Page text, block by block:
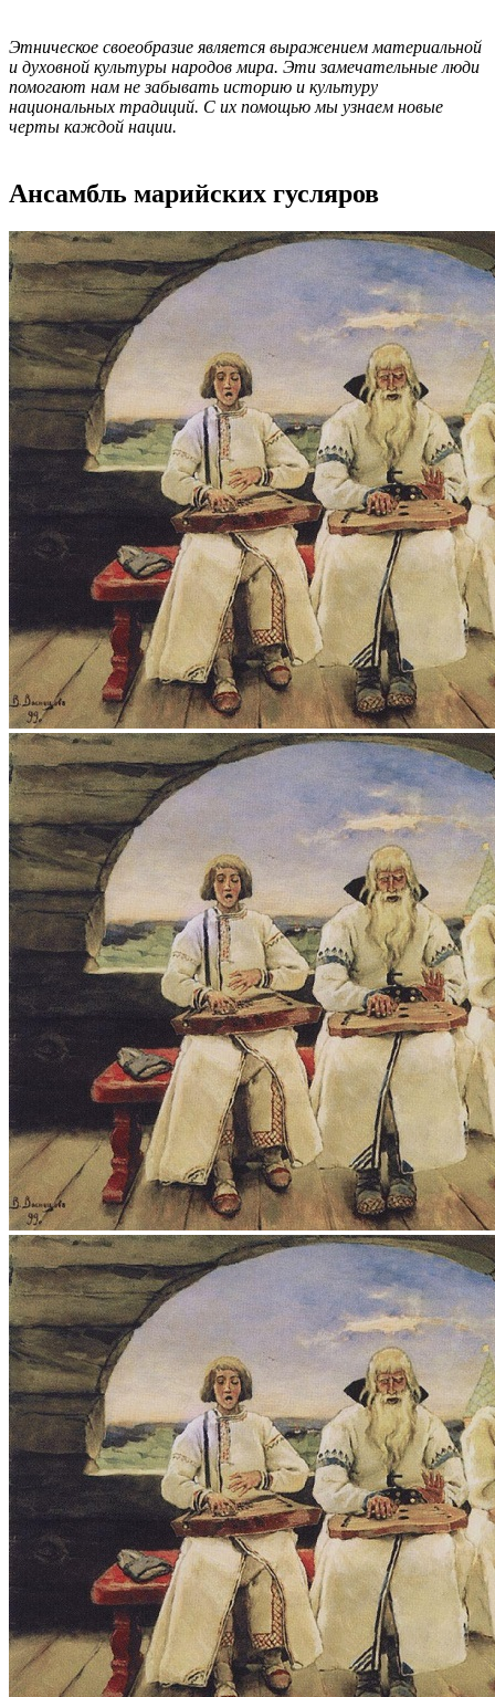
Этническое своеобразие является выражением материальной
и духовной культуры народов мира. Эти замечательные люди
помогают нам не забывать историю и культуру
национальных традиций. С их помощью мы узнаем новые
черты каждой нации.
Ансамбль марийских гусляров